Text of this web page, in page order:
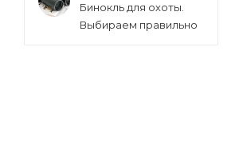
15x56 (5)
16x42 (1)
Бинокль для охоты.
Выбираем правильно